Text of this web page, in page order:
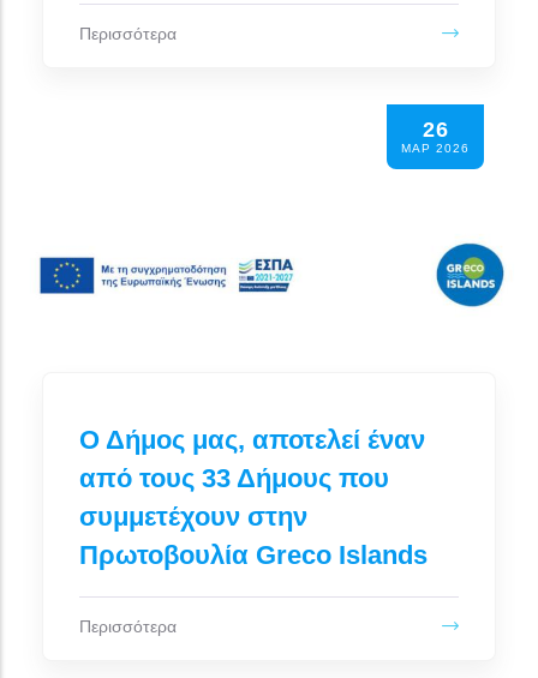
Περισσότερα
26
ΜΑΡ 2026
Ο Δήμος μας, αποτελεί έναν
από τους 33 Δήμους που
συμμετέχουν στην
Πρωτοβουλία Greco Islands
Περισσότερα